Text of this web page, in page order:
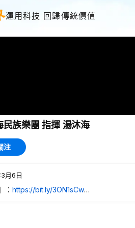
運用科技 回歸傳統價值
花好月圓 合奏 上海民族樂團 指揮 湯沐海
注
月6日
： https://bit.ly/3ON1sCw